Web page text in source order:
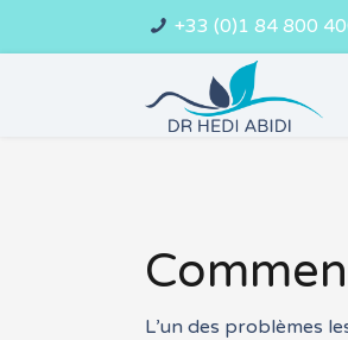
+33 (0)1 84 800
L’un des problèmes